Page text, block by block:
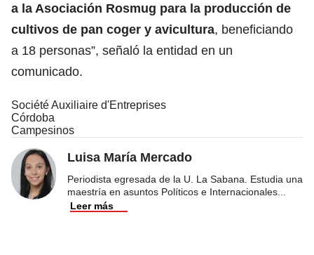
a la Asociación Rosmug para la producción de
cultivos de pan coger y avicultura, beneficiando
a 18 personas”, señaló la entidad en un
comunicado.
Société Auxiliaire d'Entreprises
Córdoba
Campesinos
Luisa María Mercado
Periodista egresada de la U. La Sabana. Estudia una
maestría en asuntos Políticos e Internacionales
Leer más